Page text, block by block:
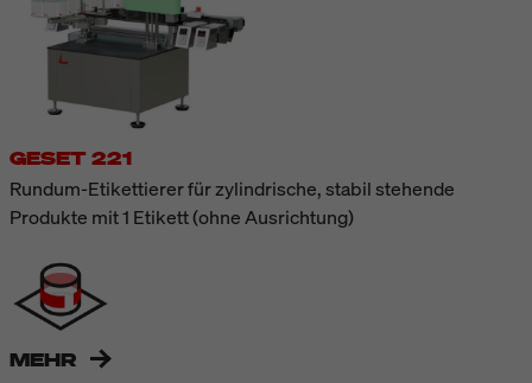
GESET 221
Rundum-Etikettierer für zylindrische, stabil stehende
Produkte mit 1 Etikett (ohne Ausrichtung)
MEHR